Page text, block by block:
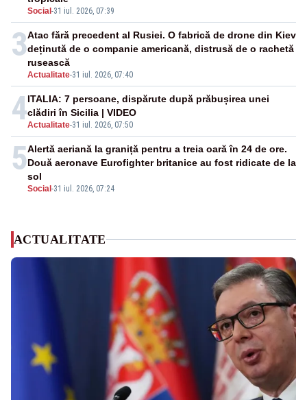
Social -31 iul. 2026, 07:39
3
Actualitate-31 iul. 2026, 07:40
Atac fără precedent al Rusiei. O fabrică de drone din Kiev
deținută de o companie americană, distrusă de o rachetă
rusească
4Actualitate-31 iul. 2026, 07:50
ITALIA: 7 persoane, dispărute după prăbușirea unei
clădiri în Sicilia | VIDEO
5
Social -31 iul. 2026, 07:24
Alertă aeriană la graniță pentru a treia oară în 24 de ore.
Două aeronave Eurofighter britanice au fost ridicate de la
sol
ACTUALITATE